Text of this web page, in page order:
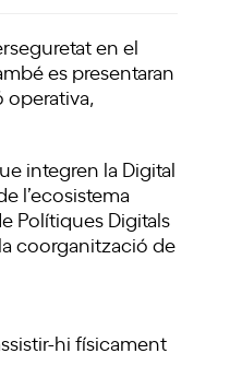
en el
es presentaran
integren la Digital
l’ecosistema
Polítiques Digitals
coorganització de
hi físicament